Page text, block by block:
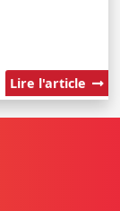
Lire l'article